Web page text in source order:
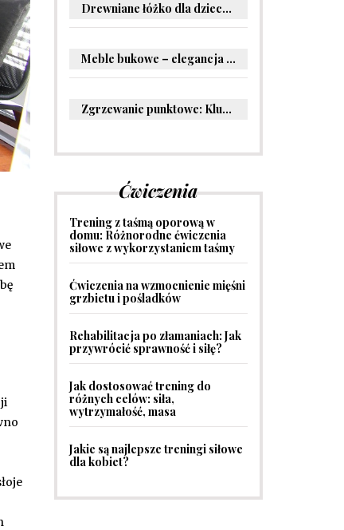
Drewniane łóżko dla dziecka – oryginalne pomysły na aranżację pokoju malucha
Meble bukowe – elegancja i trwałość w Twoim wnętrzu
Zgrzewanie punktowe: Kluczowe informacje i zastosowania w przemyśle
Ćwiczenia
Trening z taśmą oporową w
domu: Różnorodne ćwiczenia
siłowe z wykorzystaniem taśmy
Ćwiczenia na wzmocnienie mięśni
grzbietu i pośladków
Rehabilitacja po złamaniach: Jak
przywrócić sprawność i siłę?
Jak dostosować trening do
różnych celów: siła,
wytrzymałość, masa
Jakie są najlepsze treningi siłowe
dla kobiet?